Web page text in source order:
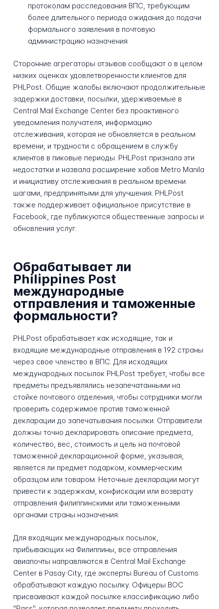
протоколам расследования ВПС, требующим
более длительного периода ожидания до подачи
формального заявления в почтовую
администрацию назначения
Сторонние агрегаторы отзывов сообщают о в целом
низких оценках удовлетворенности клиентов для
PHLPost. Общие жалобы включают продолжительные
задержки доставки, посылки, удерживаемые в
Central Mail Exchange Center без проактивного
уведомления получателя, информацию
отслеживания, которая не обновляется в реальном
времени, и трудности с обращением в службу
клиентов в пиковые периоды. PHLPost признала эти
недостатки и назвала расширение хабов Metro Manila
и инициативу отслеживания в реальном времени
шагами, предпринятыми для улучшения. PHLPost
также поддерживает официальное присутствие в
Facebook, где публикуются общественные запросы и
обновления услуг.
Обрабатывает ли
Philippines Post
международные
отправления и таможенные
формальности?
PHLPost обрабатывает как исходящие, так и
входящие международные отправления в 192 страны
через свое членство в ВПС. Для исходящих
международных посылок PHLPost требует, чтобы все
предметы предъявлялись незапечатанными на
стойке почтового отделения, чтобы сотрудники могли
проверить содержимое против таможенной
декларации до запечатывания посылки. Отправители
должны точно декларировать описание предмета,
количество, вес, стоимость и цель на почтовой
таможенной декларационной форме, указывая,
является ли предмет подарком, коммерческим
образцом или товаром. Неточные декларации могут
привести к задержкам, конфискации или возврату
отправления филиппинскими или таможенными
органами страны назначения.
Для входящих международных посылок,
прибывающих на Филиппины, все отправления
авиапочты направляются в Central Mail Exchange
Center в Pasay City, где эксперты Bureau of Customs
обрабатывают каждую посылку. Офицеры BOC
присваивают каждой посылке классификацию либо